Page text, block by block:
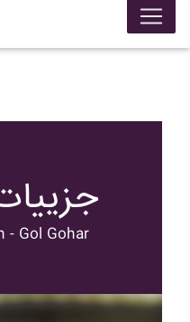
- Gol Gohar